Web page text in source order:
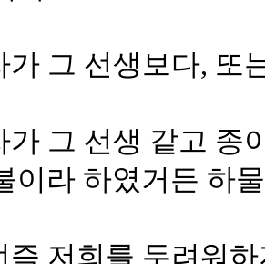
가 그 선생보다, 또
가 그 선생 같고 종
이라 하였거든 하
즉 저희를 두려워